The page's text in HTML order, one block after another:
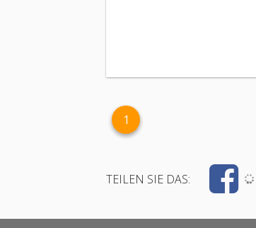
1
TEILEN SIE DAS: